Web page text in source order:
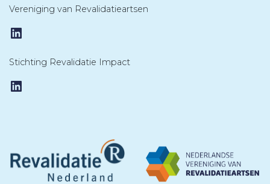
Vereniging van Revalidatieartsen
LinkedIn
Stichting Revalidatie Impact
LinkedIn